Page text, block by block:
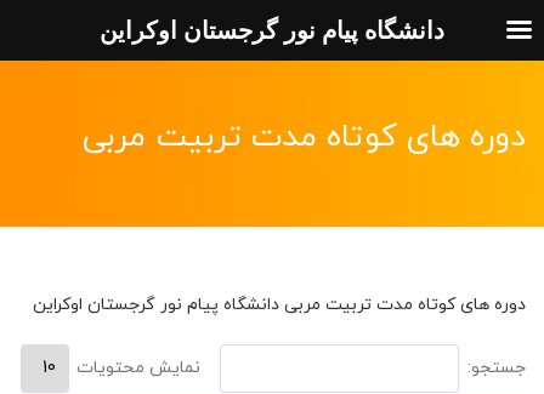
دوره های کوتاه مدت تربیت مربی
دوره های کوتاه مدت تربیت مربی دانشگاه پیام نور گرجستان اوکراین
نمایش محتویات جستجو:
دانشگاه پیام نور گرجستان اوکراین